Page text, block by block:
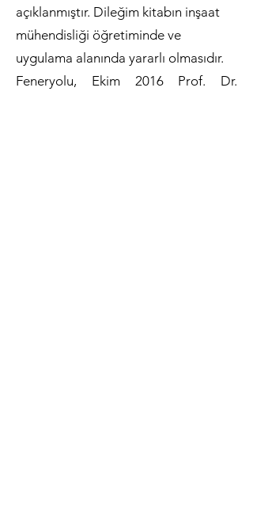
açıklanmıştır. Dileğim kitabın inşaat
mühendisliği öğretiminde ve
uygulama alanında yararlı olmasıdır.
Feneryolu, Ekim 2016 Prof. Dr.